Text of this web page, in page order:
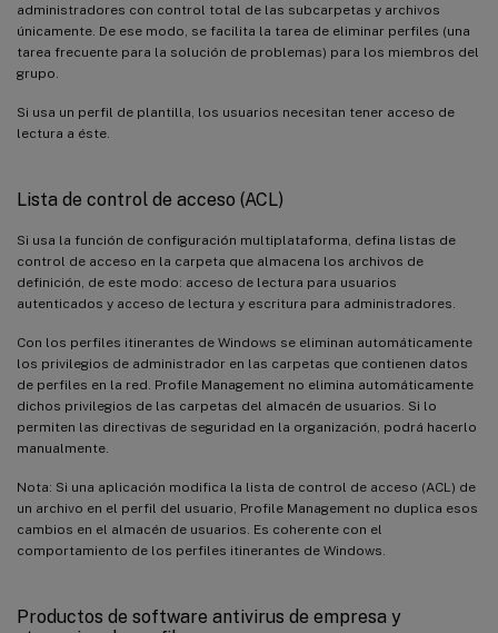
administradores con control total de las subcarpetas y archivos
únicamente. De ese modo, se facilita la tarea de eliminar perfiles (una
tarea frecuente para la solución de problemas) para los miembros del
grupo.
Si usa un perfil de plantilla, los usuarios necesitan tener acceso de
lectura a éste.
Lista de control de acceso (ACL)
Si usa la función de configuración multiplataforma, defina listas de
control de acceso en la carpeta que almacena los archivos de
definición, de este modo: acceso de lectura para usuarios
autenticados y acceso de lectura y escritura para administradores.
Con los perfiles itinerantes de Windows se eliminan automáticamente
los privilegios de administrador en las carpetas que contienen datos
de perfiles en la red. Profile Management no elimina automáticamente
dichos privilegios de las carpetas del almacén de usuarios. Si lo
permiten las directivas de seguridad en la organización, podrá hacerlo
manualmente.
Nota: Si una aplicación modifica la lista de control de acceso (ACL) de
un archivo en el perfil del usuario, Profile Management no duplica esos
cambios en el almacén de usuarios. Es coherente con el
comportamiento de los perfiles itinerantes de Windows.
Productos de software antivirus de empresa y